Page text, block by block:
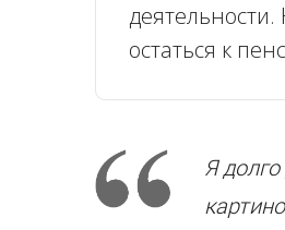
остаться к
Я